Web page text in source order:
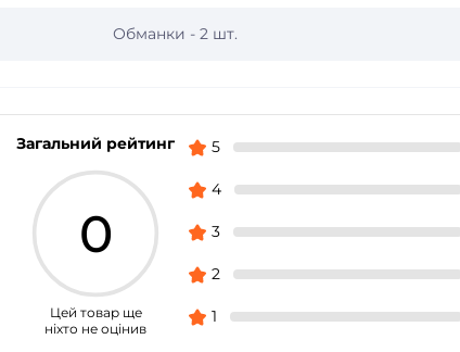
Обманки - 2 шт.
Загальний рейтинг
0
Цей товар ще
ніхто не оцінив
5
4
3
2
1